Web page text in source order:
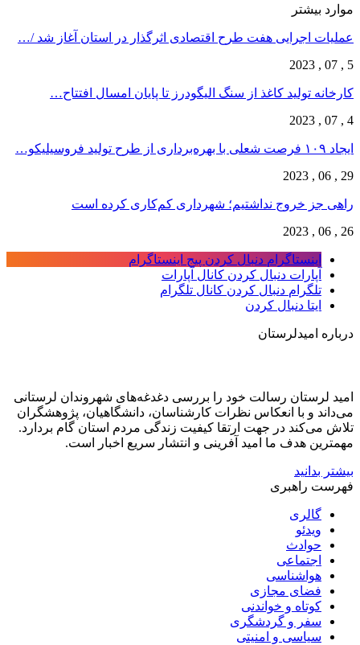
موارد بیشتر
عملیات اجرایی هفت طرح اقتصادی اثرگذار در استان آغاز شد /…
5 , 07 , 2023
کارخانه تولید کاغذ از سنگ الیگودرز تا پایان امسال افتتاح…
4 , 07 , 2023
ایجاد ۱۰۹ فرصت شعلی با بهره‌برداری از طرح تولید فروسیلیکو…
29 , 06 , 2023
راهی جز خروج نداشتیم؛ شهرداری کم‌کاری کرده است
26 , 06 , 2023
اینستاگرام دنبال کردن پیج اینستاگرام
آپارات دنبال کردن کانال آپارات
تلگرام دنبال کردن کانال تلگرام
ایتا دنبال کردن
درباره امیدلرستان
امید لرستان رسالت خود را بررسی دغدغه‌های شهروندان لرستانی
می‌داند و با انعکاس نظرات کارشناسان، دانشگاهیان، پژوهشگران
تلاش می‌کند در جهت ارتقا کیفیت زندگی مردم استان گام بردارد.
مهمترین هدف ما امید آفرینی و انتشار سریع اخبار است.
بیشتر بدانید
فهرست راهبری
گالری
ویدئو
حوادث
اجتماعی
هواشناسی
فضای مجازی
کوتاه و خواندنی
سفر و گردشگری
سیاسی و امنیتی